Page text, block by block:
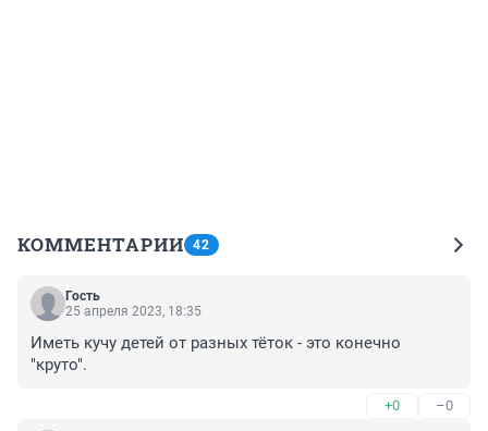
КОММЕНТАРИИ 42
Гость
25 апреля 2023, 18:35
Иметь кучу детей от разных тёток - это конечно
"круто".
+0 –0